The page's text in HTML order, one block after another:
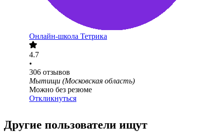
Онлайн-школа Тетрика
4.7
•
306 отзывов
Мытищи (Московская область)
Можно без резюме
Откликнуться
Другие пользователи ищут